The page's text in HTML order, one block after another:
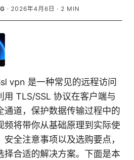
· 2026年4月6日 · 2 MIN
vpn 是一种常见的远程访问
用 TLS/SSL 协议在客户端与
通道，保护数据传输过程中的
频将带你从基础原理到实际使
全注意事项以及选购要点，
择合适的解决方案。下面是本